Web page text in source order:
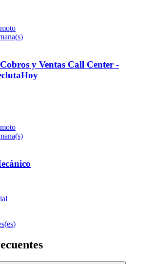
y Ventas Call Center -